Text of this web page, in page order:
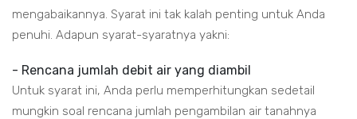
mengabaikannya. Syarat ini tak kalah penting untuk Anda
penuhi. Adapun syarat-syaratnya yakni:
- Rencana jumlah debit air yang diambil
Untuk syarat ini, Anda perlu memperhitungkan sedetail
mungkin soal rencana jumlah pengambilan air tanahnya